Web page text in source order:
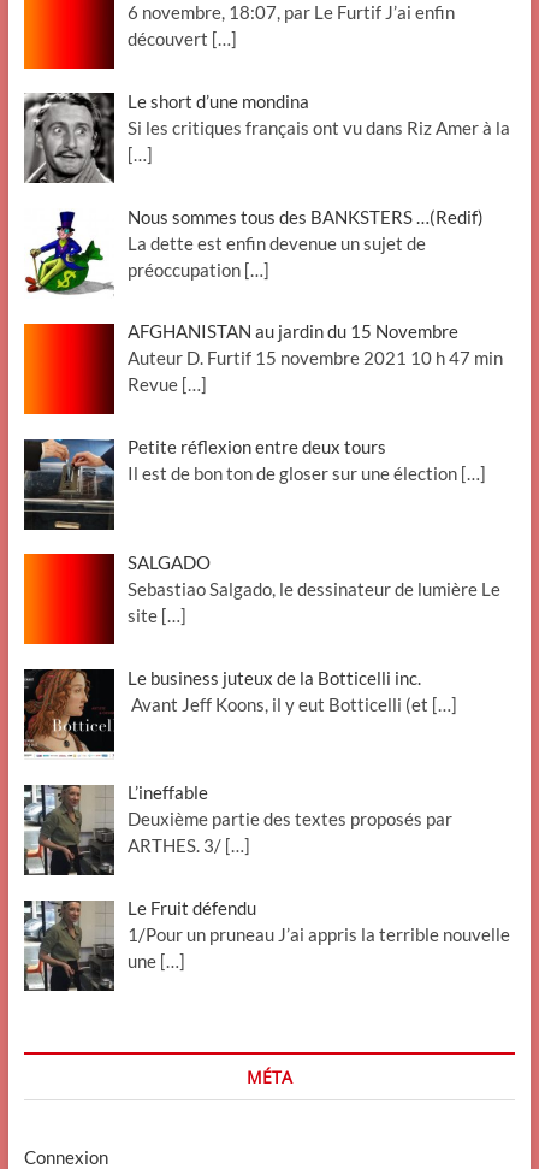
6 novembre, 18:07, par Le Furtif J’ai enfin
découvert […]
Le short d’une mondina
Si les critiques français ont vu dans Riz Amer à la
[…]
Nous sommes tous des BANKSTERS …(Redif)
La dette est enfin devenue un sujet de
préoccupation […]
AFGHANISTAN au jardin du 15 Novembre
Auteur D. Furtif 15 novembre 2021 10 h 47 min
Revue […]
Petite réflexion entre deux tours
Il est de bon ton de gloser sur une élection […]
SALGADO
Sebastiao Salgado, le dessinateur de lumière Le
site […]
Le business juteux de la Botticelli inc.
Avant Jeff Koons, il y eut Botticelli (et […]
L’ineffable
Deuxième partie des textes proposés par
ARTHES. 3/ […]
Le Fruit défendu
1/Pour un pruneau J’ai appris la terrible nouvelle
une […]
MÉTA
Connexion